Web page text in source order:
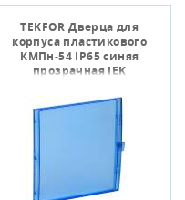
TEKFOR Дверца для
корпуса пластикового
КМПн-54 IP65 синяя
прозрачная IEK